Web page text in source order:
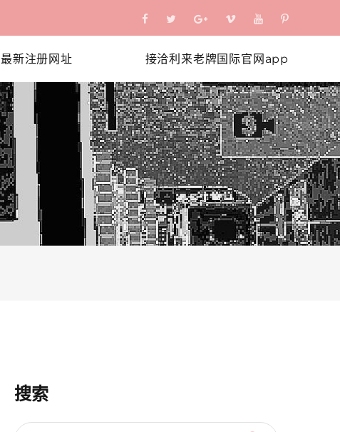
最新注册网址 接洽利来老牌国际官网app
搜索